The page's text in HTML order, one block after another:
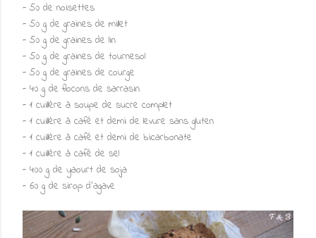
- 50 de noisettes
- 50 g de graines de millet
- 50 g de graines de lin
- 50 g de graines de tournesol
- 50 g de graines de courge
- 40 g de flocons de sarrasin
- 1 cuillère à soupe de sucre complet
- 1 cuillère à café et demi de levure sans gluten
- 1 cuillère à café et demi de bicarbonate
- 1 cuillère à café de sel
- 400 g de yaourt de soja
- 60 g de sirop d'agave